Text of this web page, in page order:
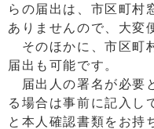
らの届出は、市区町村
ありませんので、大変
そのほかに、市区町
届出も可能です。
届出人の署名が必要
る場合は事前に記入し
と本人確認書類をお持